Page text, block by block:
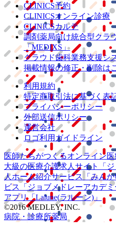
CLINICS予約
CLINICSオンライン診療
CLINICSカルテ
調剤薬局向け統合型クラ
「MEDIXS」
クラウド歯科業務支援シ
掲載情報の修正・削除は
利用規約
特定商取引法に基づく表
プライバシーポリシー
外部送信ポリシー
運営会社
ロゴ利用ガイドライン
医師たちがつくるオンライン
大級の医療介護求人サイト 「
人ホーム紹介サービス
「みんか
ビス
「ジョブメドレーアカデミ
アプリ「Lalune(ラルーン)」
©2016 MEDLEY, INC.
病院・診療所薬局